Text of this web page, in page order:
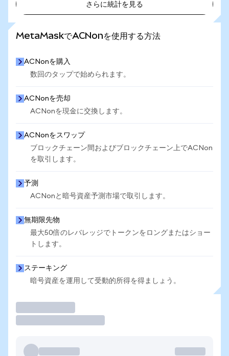
さらに統計を見る
MetaMaskでACNonを使用する方法
ACNonを購入
数回のタップで始められます。
ACNonを売却
ACNonを現金に交換します。
ACNonをスワップ
ブロックチェーン間およびブロックチェーン上でACNon
を取引します。
予測
ACNonと暗号資産予測市場で取引します。
無期限先物
最大50倍のレバレッジでトークンをロングまたはショー
トします。
ステーキング
暗号資産を運用して受動的所得を得ましょう。